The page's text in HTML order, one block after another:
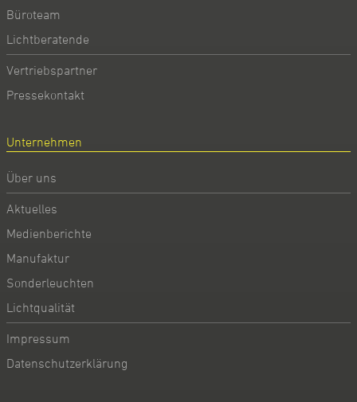
Büroteam
Lichtberatende
Vertriebspartner
Pressekontakt
Unternehmen
Über uns
Aktuelles
Medienberichte
Manufaktur
Sonderleuchten
Lichtqualität
Impressum
Datenschutzerklärung